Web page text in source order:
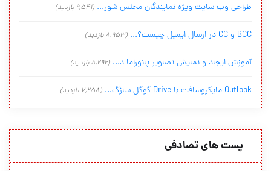
طراحی وب سایت ویژه نمایندگان مجلس شور... (9,541 بازدید)
BCC و CC در ارسال ایمیل چیست؟... (8,953 بازدید)
آموزش ایجاد و نمایش تصاویر پانوراما د... (8,292 بازدید)
Outlook مایکروسافت با Drive گوگل سازگ... (7,258 بازدید)
پست های تصادفی